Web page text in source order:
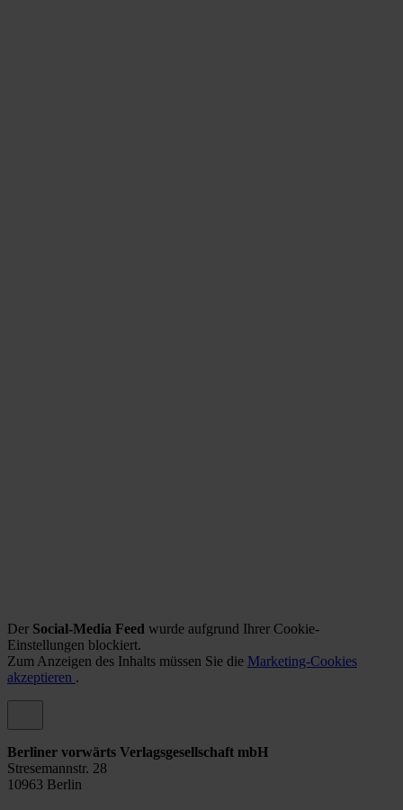
Der Social-Media Feed wurde aufgrund Ihrer Cookie-
Einstellungen blockiert.
Zum Anzeigen des Inhalts müssen Sie die Marketing-Cookies
akzeptieren .
Berliner vorwärts Verlagsgesellschaft mbH
Stresemannstr. 28
10963 Berlin